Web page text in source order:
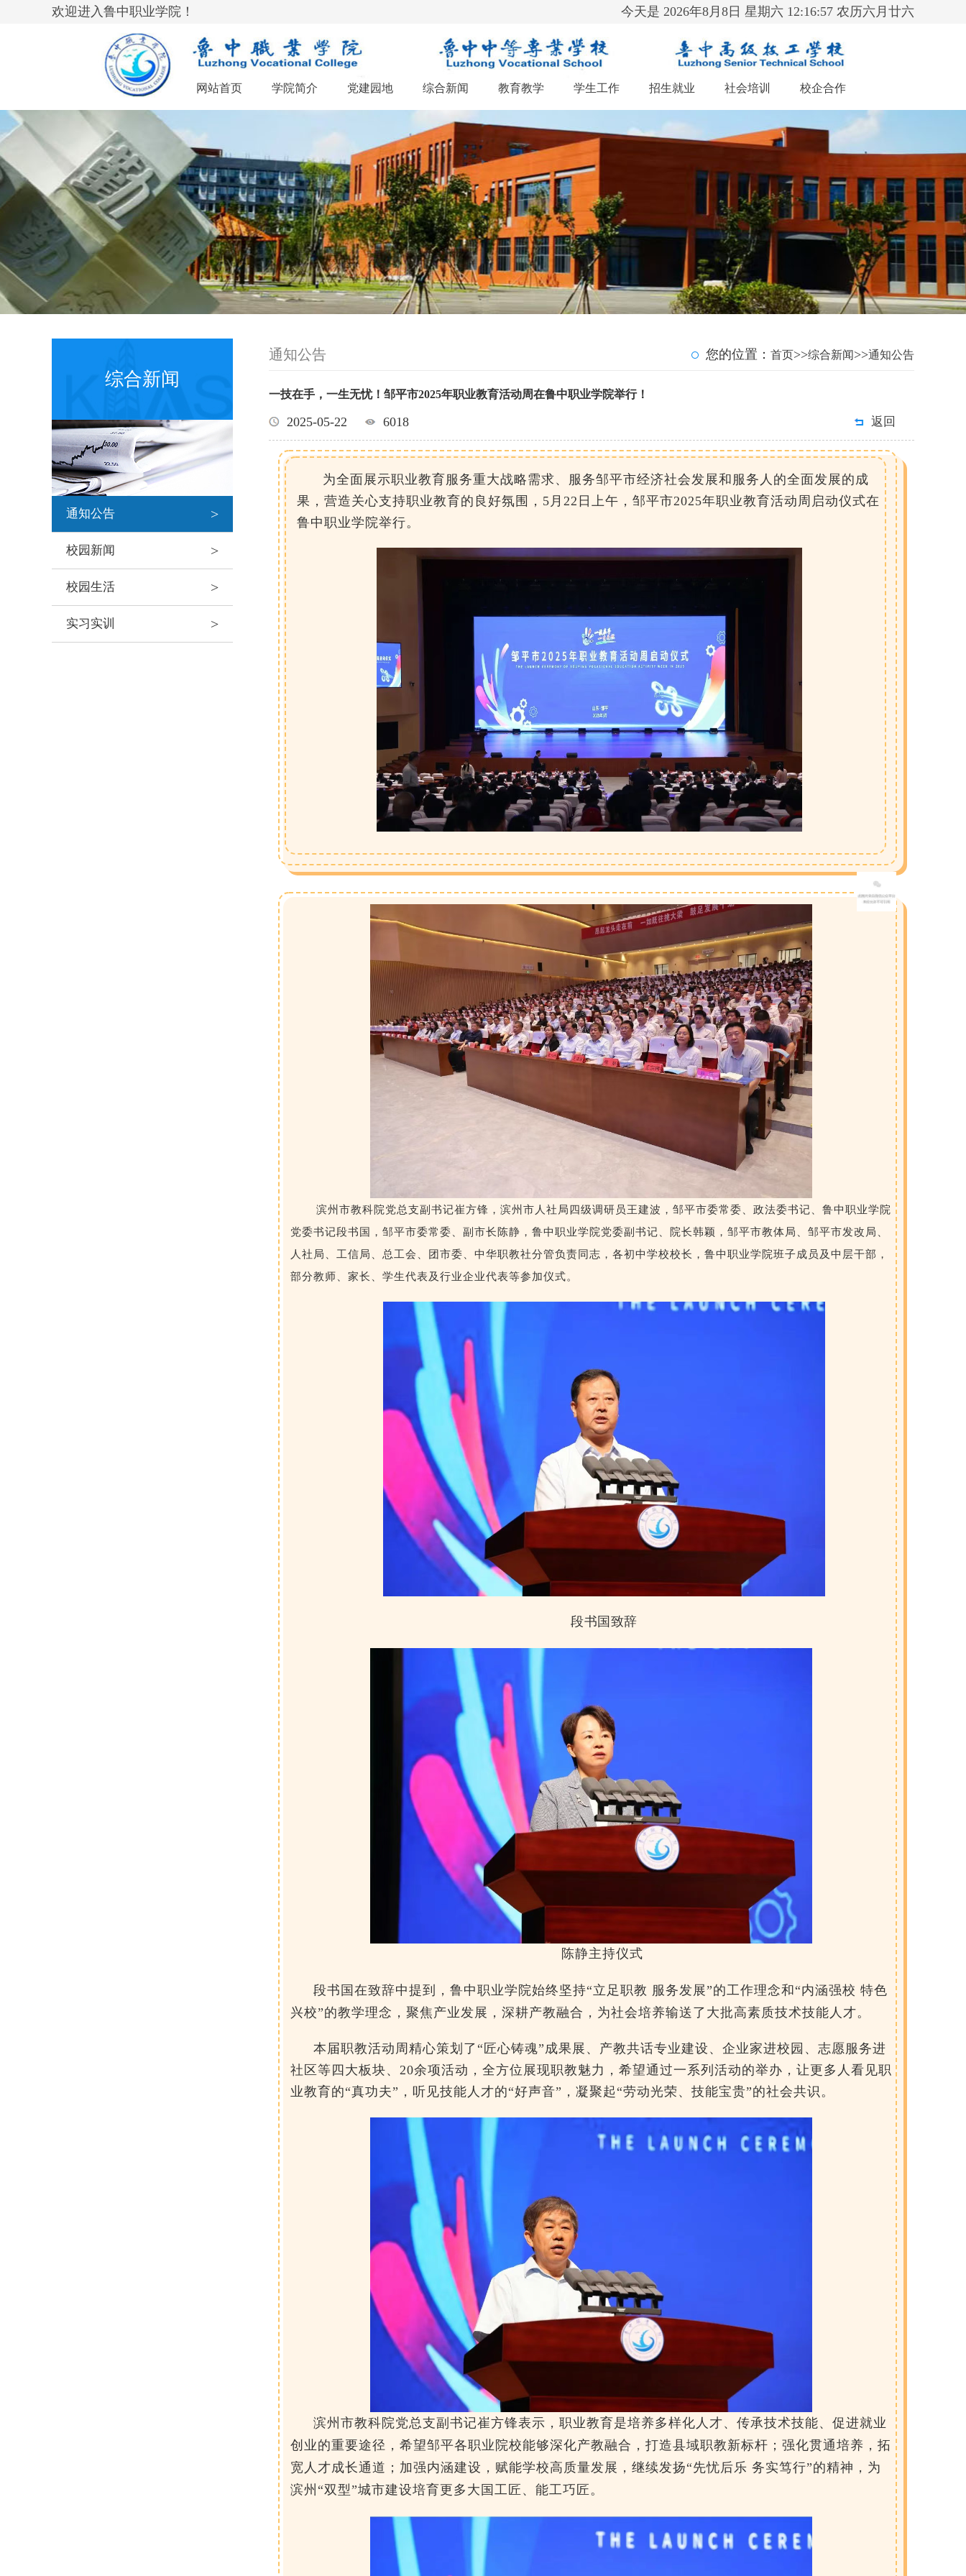
欢迎进入鲁中职业学院！ 今天是 2026年8月8日 星期六 12:16:58 农历六月廿六
网站首页 学院简介 党建园地 综合新闻 教育教学 学生工作 招生就业 社会培训 校企合作
综合新闻
通知公告 >
校园新闻 >
校园生活 >
实习实训 >
通知公告 您的位置： 首页>>综合新闻>>通知公告
一技在手，一生无忧！邹平市2025年职业教育活动周在鲁中职业学院举行！
2025-05-22 6018 返回
为全面展示职业教育服务重大战略需求、服务邹平市经济社会发展和服务人的全面发展的成
果，营造关心支持职业教育的良好氛围， 5月22日上午，邹平市2025年职业教育活动周启动仪式在
鲁中职业学院举行。
滨州 市教科院党总支副书记崔方锋，滨州 市人社局四级调研员王建波 ，邹平市委常委、政法委书记、鲁中职业学院
党委书记段书国 ，邹平市委常委、副市长陈静，鲁中职业学院党委副书记、院长韩颖，邹平市教体局、邹平市发改局、
人社局、工信局、总 工会、团市委 中华职教社分管负责同志 ， 各初中学校校长，鲁中职业学院班子成员及中层干部，
部分教师、家长、学生代表及 行业企业代表等参加仪式。
段书国 致辞
陈静主持仪式
段书国在致辞中提到， 鲁中职业学院始终坚持“立足职教 服务发展”的工作理念和“内涵强校 特色
兴校”的教学理念，聚焦产业发展，深耕产教融合，为社会培养输送了大批高素质技术技能人才。
本届职教活动周精心策划了“匠心铸魂”成果展、产教共话专业建设、企业家进校园、志愿服务进
社区等四大板块、20余项活动，全方位展现职教魅力，希望通过一系列活动的举办，让更多人看见职
业教育的“真功夫”，听见技能人才的“好声音”，凝聚起“劳动光荣、技能宝贵”的社会共识。
滨州市教科院党总支副书记崔方锋表示，职业教育是培养多样化人才、传承技术技能、促进就业
创业的重要途径， 希望邹平各职业院校能够深化产教融合，打造县域职教新标杆；强化贯通培养，拓
宽 人才成长通道；加强内涵建设，赋能学校高质量发展，继续发扬“先忧后乐 务实笃行”的精神，为
滨州“双型”城市建设培育更多大国工匠、能工巧匠。